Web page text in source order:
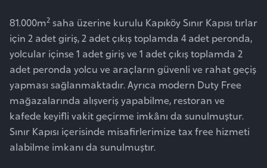
81.000m2 saha üzerine kurulu Kapıköy Sınır Kapısı tırlar
için 2 adet giriş, 2 adet çıkış toplamda 4 adet peronda,
yolcular içinse 1 adet giriş ve 1 adet çıkış toplamda 2
adet peronda yolcu ve araçların güvenli ve rahat geçiş
yapması sağlanmaktadır. Ayrıca modern Duty Free
mağazalarında alışveriş yapabilme, restoran ve
kafede keyifli vakit geçirme imkânı da sunulmuştur.
Sınır Kapısı içerisinde misafirlerimize tax free hizmeti
alabilme imkanı da sunulmuştır.